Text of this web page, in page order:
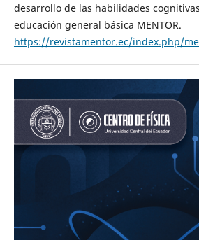
desarrollo de las habilidades
educación general básica MENTOR.
https://revistamentor.ec/index.php/